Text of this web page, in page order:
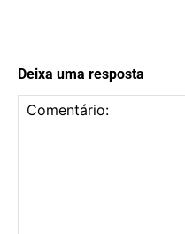
Deixa uma resposta